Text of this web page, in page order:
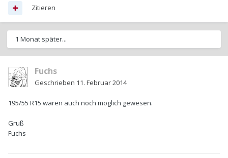
Zitieren
1 Monat später...
Fuchs
Geschrieben 11. Februar 2014
195/55 R15 wären auch noch möglich gewesen.
Gruß
Fuchs